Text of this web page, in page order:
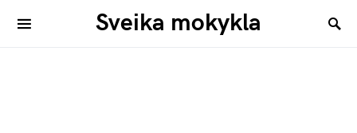
Sveika mokykla